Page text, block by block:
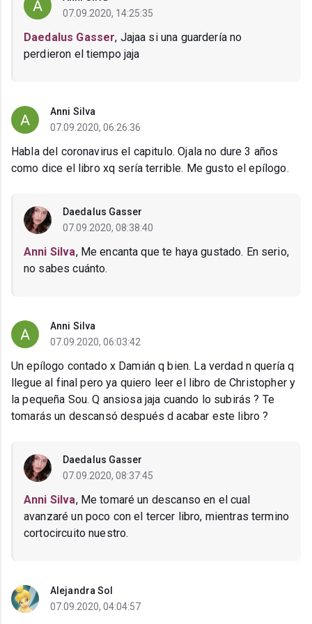
07.09.2020, 14:25:35
Daedalus Gasser, Jajaa si una guardería no
perdieron el tiempo jaja
Anni Silva
07.09.2020, 06:26:36
Habla del coronavirus el capitulo. Ojala no dure 3 años
como dice el libro xq sería terrible. Me gusto el epílogo.
Daedalus Gasser
07.09.2020, 08:38:40
Anni Silva, Me encanta que te haya gustado. En serio,
no sabes cuánto.
Anni Silva
07.09.2020, 06:03:42
Un epílogo contado x Damián q bien. La verdad n quería q
llegue al final pero ya quiero leer el libro de Christopher y
la pequeña Sou. Q ansiosa jaja cuando lo subirás ? Te
tomarás un descansó después d acabar este libro ?
Daedalus Gasser
07.09.2020, 08:37:45
Anni Silva, Me tomaré un descanso en el cual
avanzaré un poco con el tercer libro, mientras termino
cortocircuito nuestro.
Alejandra Sol
07.09.2020, 04:04:57